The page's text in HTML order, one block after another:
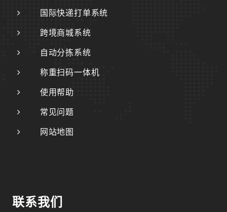
国际快递打单系统
跨境商城系统
自动分拣系统
称重扫码一体机
使用帮助
常见问题
网站地图
联系我们